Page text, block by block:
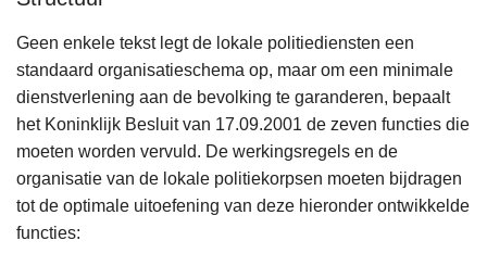
Geen enkele tekst legt de lokale politiediensten een
standaard organisatieschema op, maar om een minimale
dienstverlening aan de bevolking te garanderen, bepaalt
het Koninklijk Besluit van 17.09.2001 de zeven functies die
moeten worden vervuld. De werkingsregels en de
organisatie van de lokale politiekorpsen moeten bijdragen
tot de optimale uitoefening van deze hieronder ontwikkelde
functies: